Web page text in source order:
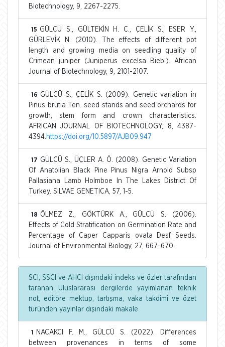
Biotechnology, 9, 2267-2275.
15 GÜLCÜ S., GÜLTEKİN H. C., ÇELİK S., ESER Y.,
GÜRLEVİK N. (2010). The effects of different pot
length and growing media on seedling quality of
Crimean juniper (Juniperus excelsa Bieb.). African
Journal of Biotechnology, 9, 2101-2107.
16 GÜLCÜ S., ÇELİK S. (2009). Genetic variation in
Pinus brutia Ten. seed stands and seed orchards for
growth, stem form and crown characteristics.
AFRİCAN JOURNAL OF BIOTECHNOLOGY, 8, 4387-
4394. https://doi.org/10.5897/AJB09.947
17 GÜLCÜ S., ÜÇLER A. Ö. (2008). Genetic Variation
Of Anatolian Black Pine Pinus Nigra Arnold Subsp
Pallasiana Lamb Holmboe In The Lakes District Of
Turkey. SILVAE GENETICA, 57, 1-5.
18 ÖLMEZ Z., GÖKTÜRK A., GÜLCÜ S. (2006).
Effects of Cold Stratification on Germination Rate and
Percentage of Caper Capparis ovata Desf Seeds.
Journal of Environmental Biology, 27, 667-670.
SCI, SSCI ve AHCI dışındaki indeks ve özler tarafından
taranan Uluslararası dergilerde yayımlanan teknik
not, editöre mektup, tartışma, vaka takdimi ve özet
türünden yayınlar dışındaki makale
1
NACAKCI F. M., GÜLCÜ S. (2022). Differences
between provenances in terms of some